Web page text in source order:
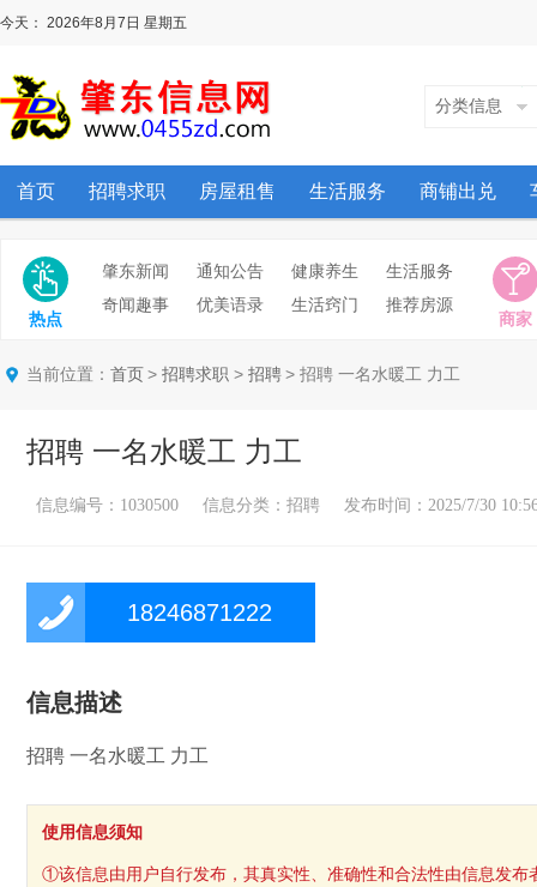
今天： 2026年8月7日 星期五
分类信息
首页 招聘求职 房屋租售 生活服务 商铺出兑
肇东新闻 通知公告 健康养生
生活服务
奇闻趣事
优美语录 生活窍门 推荐房源
热点 商家
当前位置： 首页 > 招聘求职 > 招聘 > 招聘 一名水暖工 力工
招聘 一名水暖工 力工
信息编号：1030500 信息分类：招聘 发布时间：2025/7/30
18246871222
信息描述
招聘 一名水暖工 力工
使用信息须知
①该信息由用户自行发布，其真实性、准确性和合法性由信息发布